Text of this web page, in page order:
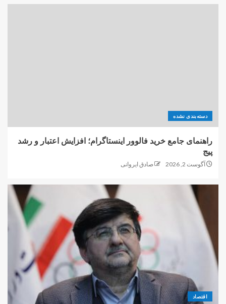
دسته‌بندی نشده
راهنمای جامع خرید فالوور اینستاگرام؛ افزایش اعتبار و رشد
پیج
آگوست 2, 2026 صادق ایروانی
اقتصاد